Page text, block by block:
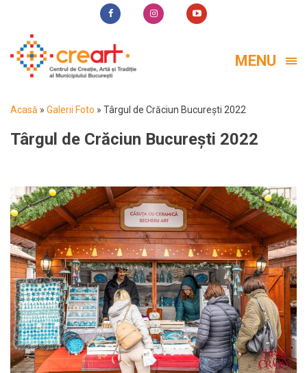
MENU
Acasă » Galerii Foto » Târgul de Crăciun București 2022
Târgul de Crăciun București 2022